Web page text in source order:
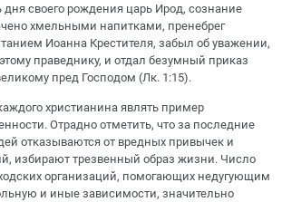
дня своего рождения царь Ирод, сознание
хмельными напитками, пренебрег
Иоанна Крестителя, забыл об уважении,
праведнику, и отдал безумный приказ
пред Господом (Лк. 1:15).
христианина являть пример
Отрадно отметить, что за последние
отказываются от вредных привычек и
избирают трезвенный образ жизни. Число
организаций, помогающих недугующим
и иные зависимости, значительно